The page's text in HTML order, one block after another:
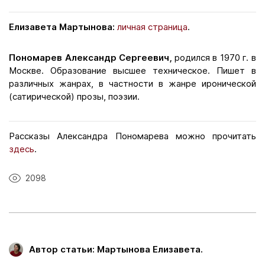
Елизавета Мартынова: личная страница.
Пономарев Александр Сергеевич, родился в 1970 г. в
Москве. Образование высшее техническое. Пишет в
различных жанрах, в частности в жанре иронической
(сатирической) прозы, поэзии.
Рассказы Александра Пономарева можно прочитать
здесь.
2098
Автор статьи: Мартынова Елизавета.